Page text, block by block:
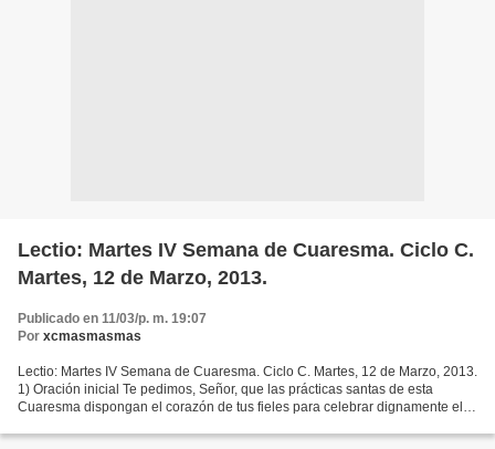
Lectio: Martes IV Semana de Cuaresma. Ciclo C.
Martes, 12 de Marzo, 2013.
Publicado en 11/03/p. m. 19:07
Por xcmasmasmas
Lectio: Martes IV Semana de Cuaresma. Ciclo C. Martes, 12 de Marzo, 2013.
1) Oración inicial Te pedimos, Señor, que las prácticas santas de esta
Cuaresma dispongan el corazón de tus fieles para celebrar dignamente el